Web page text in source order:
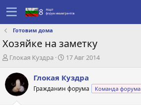
Готовим дома
Хозяйке на заметку
А
т
о
р
Глокая Куздра
Д
т
а
с
17 Авг 2014
Глокая Куздра
Гражданин форума Команда форума